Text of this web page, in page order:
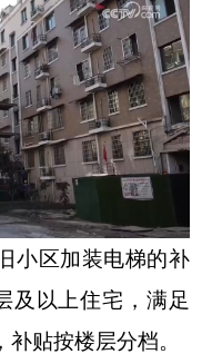
区加装电梯的补
及以上住宅，满足
贴按楼层分档。